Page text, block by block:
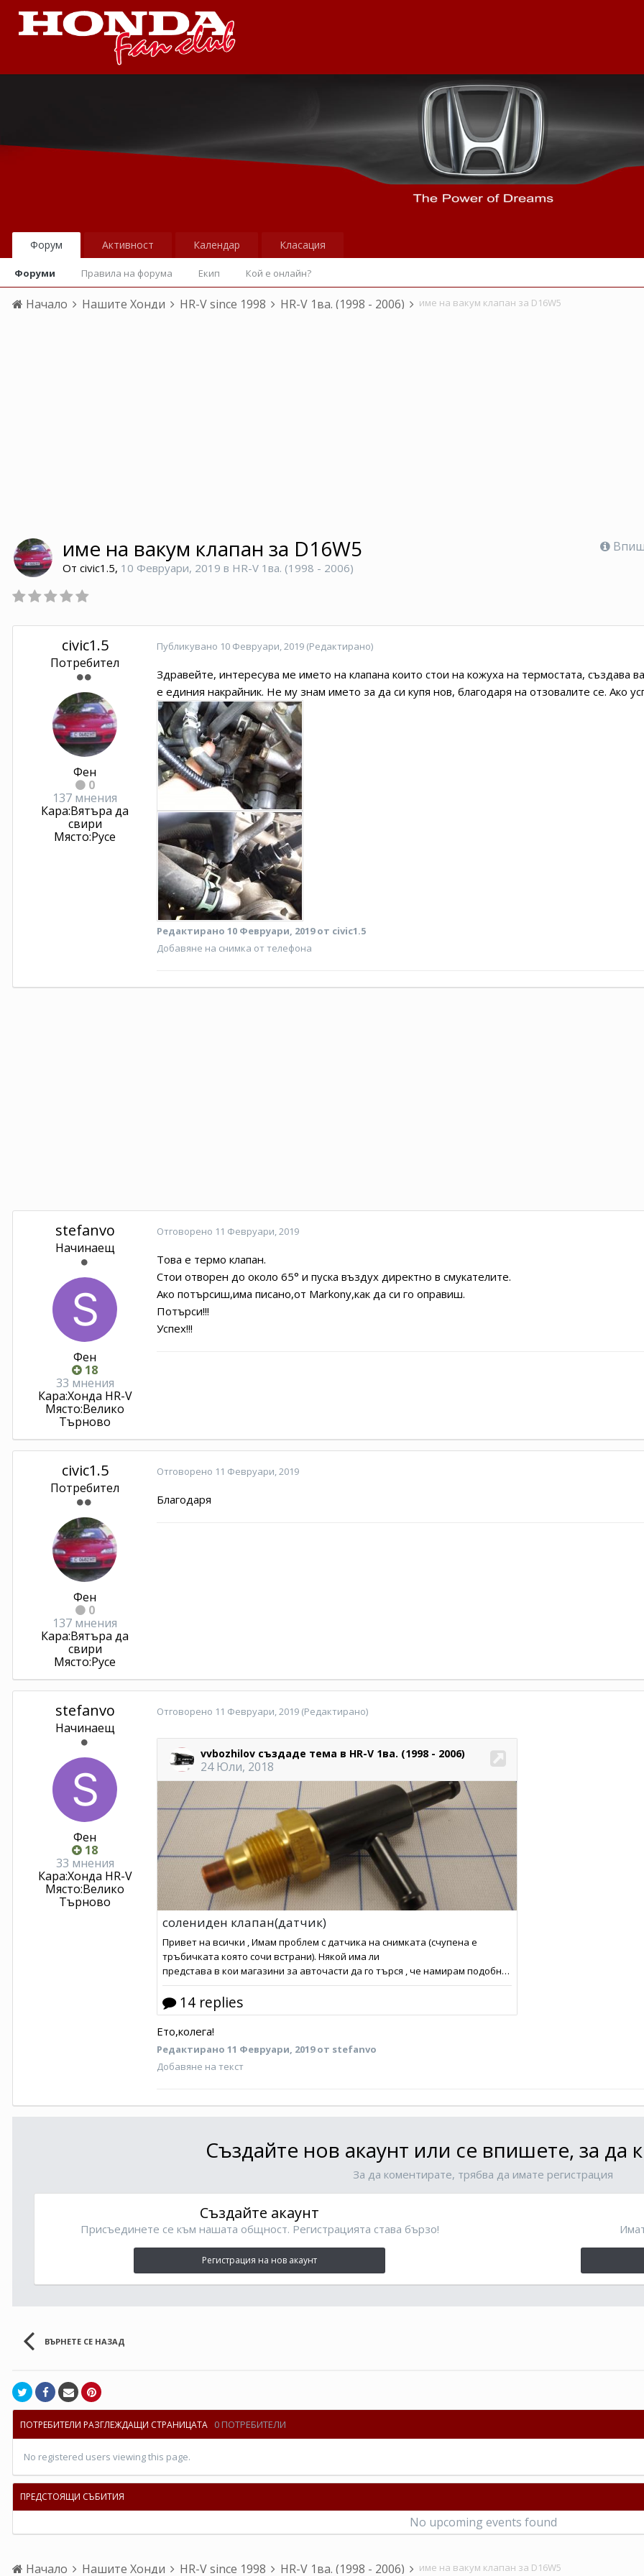
Форум
Форуми Правила на форума Екип Кой е онлайн?
Активност Календар Класация
Начало Нашите Хонди HR-V since 1998 HR-V 1ва. (1998 - 2006) име на вакум клапан за D16W5
име на вакум клапан за D16W5
От civic1.5, 10 Февруари, 2019 в HR-V 1ва. (1998 - 2006)
civic1.5
Потребител
Фен
0
137 мнения
Кара:Вятъра да
свири
Място:Русе
Публикувано 10 Февруари, 2019 (Редактирано)
Здравейте, интересува ме името на клапана които стои на кожуха на термостата, създава
е единия накрайник. Не му знам името за да си купя нов, благодаря на отзовалите се. Ако
Редактирано 10 Февруари, 2019от civic1.5
Добавяне на снимка от телефона
stefanvo
Начинаещ
Фен
18
33 мнения
Кара:Хонда HR-V
Място:Велико
Търново
Отговорено 11 Февруари, 2019
Това е термо клапан.
Стои отворен до около 65° и пуска въздух директно в смукателите.
Ако потърсиш,има писано,от Markony,как да си го оправиш.
Потърси!!!
Успех!!!
civic1.5
Потребител
Фен
0
137 мнения
Кара:Вятъра да
свири
Място:Русе
Отговорено 11 Февруари, 2019
Благодаря
stefanvo
Начинаещ
Фен
18
33 мнения
Кара:Хонда HR-V
Място:Велико
Търново
Отговорено 11 Февруари, 2019 (Редактирано)
Ето,колега!
Редактирано 11 Февруари, 2019от stefanvo
Добавяне на текст
Създайте нов акаунт или се впишете, за да
За да коментирате, трябва да имате регистрация
Създайте акаунт
Присъединете се към нашата общност. Регистрацията става бързо!
Регистрация на нов акаунт
ВЪРНЕТЕ СЕ НАЗАД
ПОТРЕБИТЕЛИ РАЗГЛЕЖДАЩИ СТРАНИЦАТА 0 ПОТРЕБИТЕЛИ
No registered users viewing this page.
ПРЕДСТОЯЩИ СЪБИТИЯ
No upcoming events found
Начало Нашите Хонди HR-V since 1998 HR-V 1ва. (1998 - 2006) име на вакум клапан за D16W5